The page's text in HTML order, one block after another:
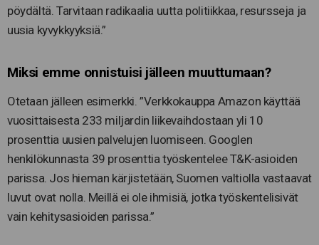
pöydältä. Tarvitaan radikaalia uutta politiikkaa, resursseja ja
uusia kyvykkyyksiä.”
Miksi emme onnistuisi jälleen muuttumaan?
Otetaan jälleen esimerkki. ”Verkkokauppa Amazon käyttää
vuosittaisesta 233 miljardin liikevaihdostaan yli 10
prosenttia uusien palvelujen luomiseen. Googlen
henkilökunnasta 39 prosenttia työskentelee T&K-asioiden
parissa. Jos hieman kärjistetään, Suomen valtiolla vastaavat
luvut ovat nolla. Meillä ei ole ihmisiä, jotka työskentelisivät
vain kehitysasioiden parissa.”